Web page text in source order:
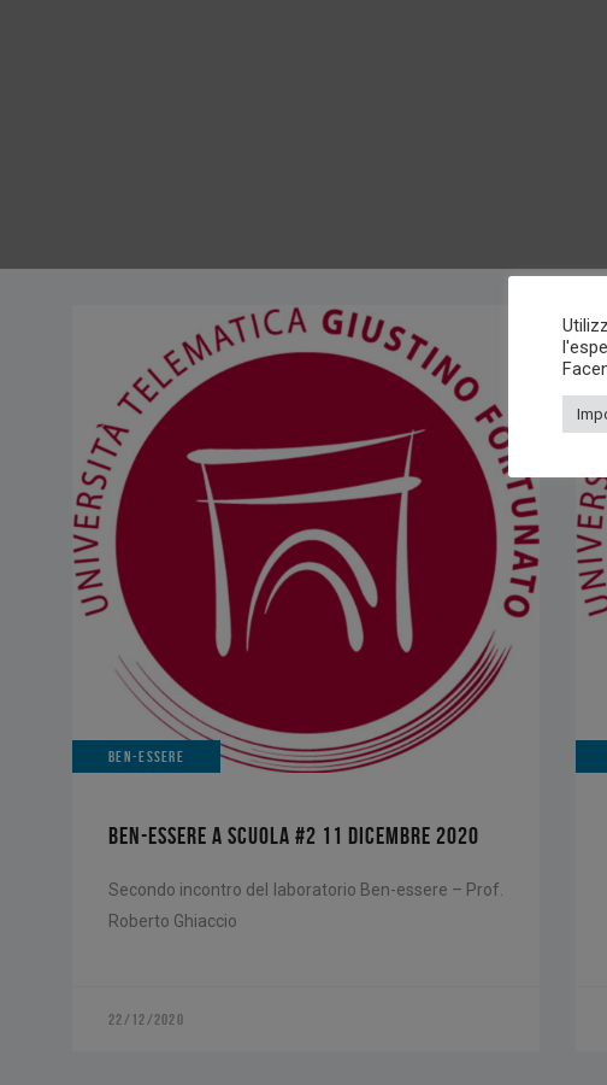
BEN-ESSERE
BEN-ESSERE A SCUOLA #2 11 DICEMBRE 2020
Secondo incontro del laboratorio Ben-essere – Prof.
Roberto Ghiaccio
22/12/2020